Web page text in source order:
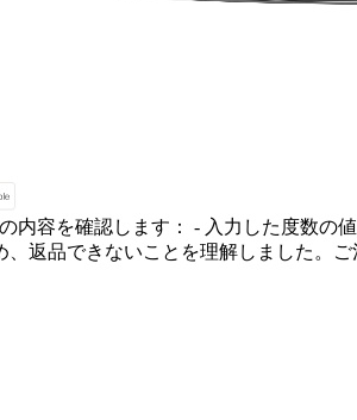
内容を確認します：
- 入力した度数の
、返品できないことを理解しました。